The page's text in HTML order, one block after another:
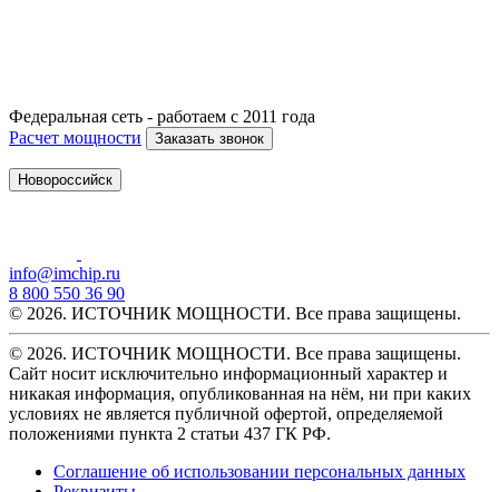
Федеральная сеть - работаем с 2011 года
Расчет мощности
Заказать звонок
Новороссийск
info@imchip.ru
8 800 550 36 90
© 2026. ИСТОЧНИК МОЩНОСТИ. Все права защищены.
© 2026. ИСТОЧНИК МОЩНОСТИ. Все права защищены.
Сайт носит исключительно информационный характер и
никакая информация, опубликованная на нём, ни при каких
условиях не является публичной офертой, определяемой
положениями пункта 2 статьи 437 ГК РФ.
Соглашение об использовании персональных данных